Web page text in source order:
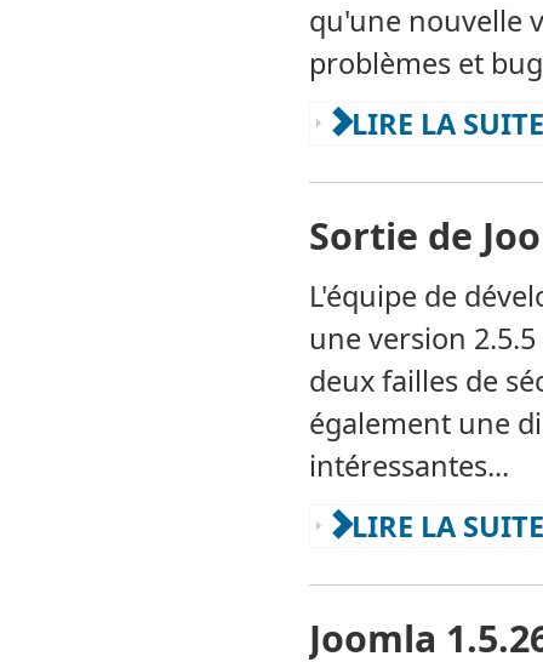
qu'une nouvelle
problèmes et
LIRE LA
Sortie de
L'équipe de
une version
deux failles de
également une
intéressantes...
LIRE LA
Joomla